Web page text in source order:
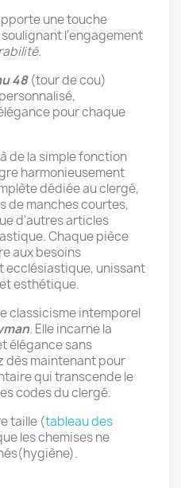
une touche
l'engagement
.
48(tour de cou)
pour chaque
de la simple fonction
harmonieusement
dédiée au clergé,
de manches courtes,
d'autres articles
Chaque pièce
aux besoins
ecclésiastique, unissant
esthétique.
classicisme intemporel
. Elle incarne la
élégance sans
dès maintenant pour
qui transcende le
codes du clergé.
taille (tableau des
les chemises ne